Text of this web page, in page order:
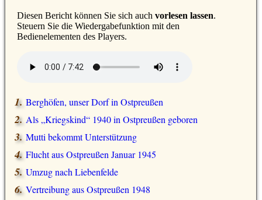
Diesen Bericht können Sie sich auch vorlesen lassen.
Steuern Sie die Wiedergabefunktion mit den
Bedienelementen des Players.
Berghöfen, unser Dorf in Ostpreußen
Als Kriegskind
1940 in Ostpreußen geboren
Mutti bekommt Unterstützung
Flucht aus Ostpreußen Januar 1945
Umzug nach Liebenfelde
Vertreibung aus Ostpreußen 1948